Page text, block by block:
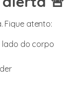
Fique atento:
lado do corpo